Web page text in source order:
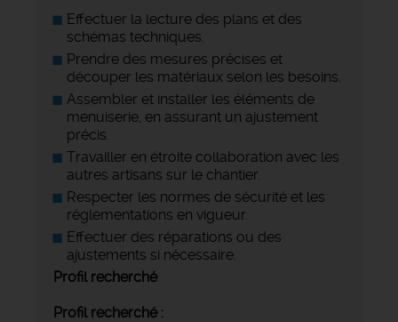
Effectuer la lecture des plans et des
schémas techniques.
Prendre des mesures précises et
découper les matériaux selon les besoins.
Assembler et installer les éléments de
menuiserie, en assurant un ajustement
précis.
Travailler en étroite collaboration avec les
autres artisans sur le chantier.
Respecter les normes de sécurité et les
réglementations en vigueur.
Effectuer des réparations ou des
ajustements si nécessaire.
Profil recherché
Profil recherché :